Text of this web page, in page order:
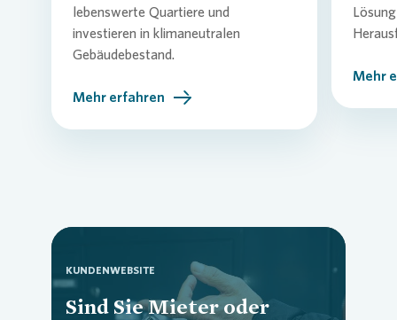
lebenswerte Quartiere und
investieren in klimaneutralen
Gebäudebestand.
Mehr erfahren
Mehr
KUNDENWEBSITE
Sind Sie Mieter oder